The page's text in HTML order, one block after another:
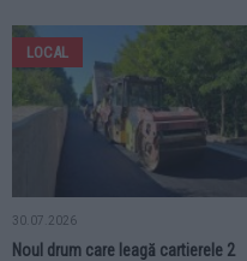
LOCAL
30.07.2026
Noul drum care leagă cartierele 2